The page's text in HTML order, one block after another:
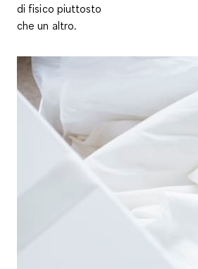
di fisico piuttosto
che un altro.